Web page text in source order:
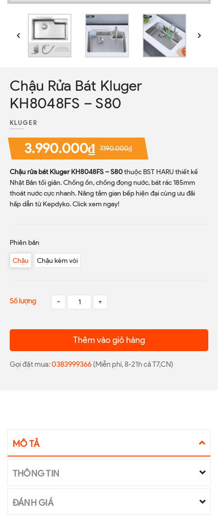
Chậu Rửa Bát Kluger
KH8048FS – S80
KLUGER
3.990.000₫ 7.190.000₫
Chậu rửa bát Kluger KH8048FS – S80thuộc BST HARU thiết kế
Nhật Bản tối giản. Chống ồn, chống đọng nước, bát rác 185mm
thoát nước cực nhanh. Nâng tầm gian bếp hiện đại cùng ưu đãi
hấp dẫn từ Kepdyko. Click xem ngay!
Phiên bản
Chậu Chậu kèm vòi
Số lượng - +
Thêm vào giỏ hàng
Gọi đặt mua:0383999366 (Miễn phí, 8-21h cả T7,CN)
MÔ TẢ
THÔNG TIN
ĐÁNH GIÁ